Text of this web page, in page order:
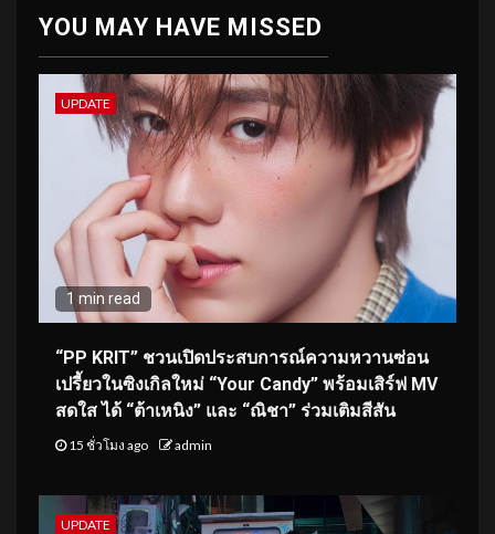
YOU MAY HAVE MISSED
UPDATE
1 min read
“PP KRIT” ชวนเปิดประสบการณ์ความหวานซ่อน
เปรี้ยวในซิงเกิลใหม่ “Your Candy” พร้อมเสิร์ฟ MV
สดใส ได้ “ต้าเหนิง” และ “ณิชา” ร่วมเติมสีสัน
15 ชั่วโมง ago admin
UPDATE